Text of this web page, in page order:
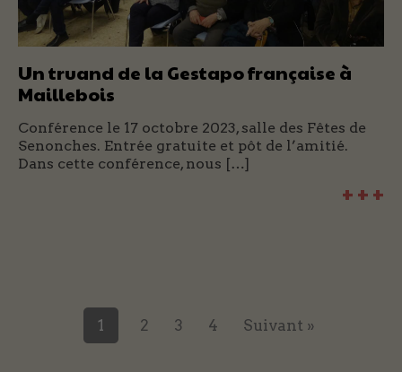
Un truand de la Gestapo française à
Maillebois
Conférence le 17 octobre 2023, salle des Fêtes de
Senonches. Entrée gratuite et pôt de l’amitié.
Dans cette conférence, nous […]
+ + +
1 2 3 4 Suivant »